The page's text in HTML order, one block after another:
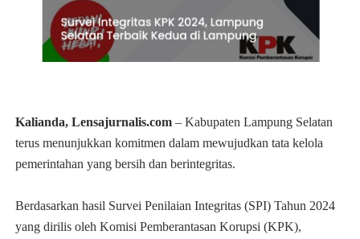
Kalianda, Lensajurnalis.com– Kabupaten Lampung Selatan
terus menunjukkan komitmen dalam mewujudkan tata kelola
pemerintahan yang bersih dan berintegritas.
Berdasarkan hasil Survei Penilaian Integritas (SPI) Tahun 2024
yang dirilis oleh Komisi Pemberantasan Korupsi (KPK),